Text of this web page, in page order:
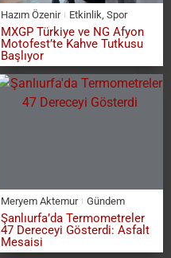
Hazım Özenir Etkinlik Spor
MXGP Türkiye ve NG Afyon
Motofest’te Kahve Tutkusu
Başlıyor
Meryem Aktemur Gündem
Şanlıurfa’da Termometreler
47 Dereceyi Gösterdi: Asfalt
Mesaisi